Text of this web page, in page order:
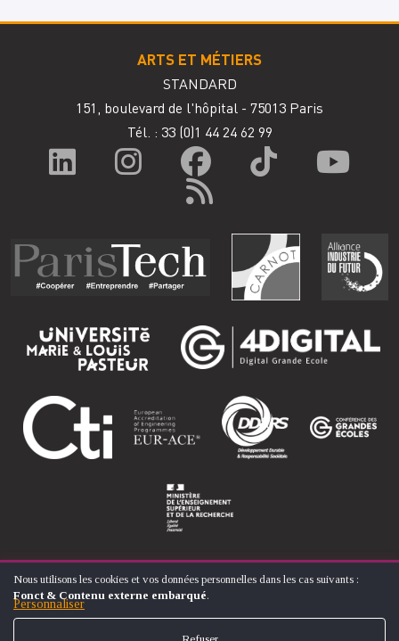
ARTS ET MÉTIERS
STANDARD
151, boulevard de l'hôpital - 75013 Paris
Tél. : 33 (0)1 44 24 62 99
© ÉCOLE NATIONALE SUPÉRIEURE D'ARTS ET MÉTIERS
MENTIONS LÉGALES
UTILISATION
DES
DONNÉES
Nous utilisons les cookies et vos données personnelles dans les cas suivants :
Fonct & Contenu externe embarqué.
Personnaliser